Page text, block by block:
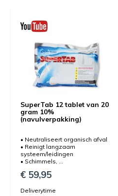
SuperTab 12 tablet van 20
gram 10%
(navulverpakking)
• Neutraliseert organisch afval
• Reinigt langzaam
systeem/leidingen
• Schimmels, ...
€ 59,95
Deliverytime